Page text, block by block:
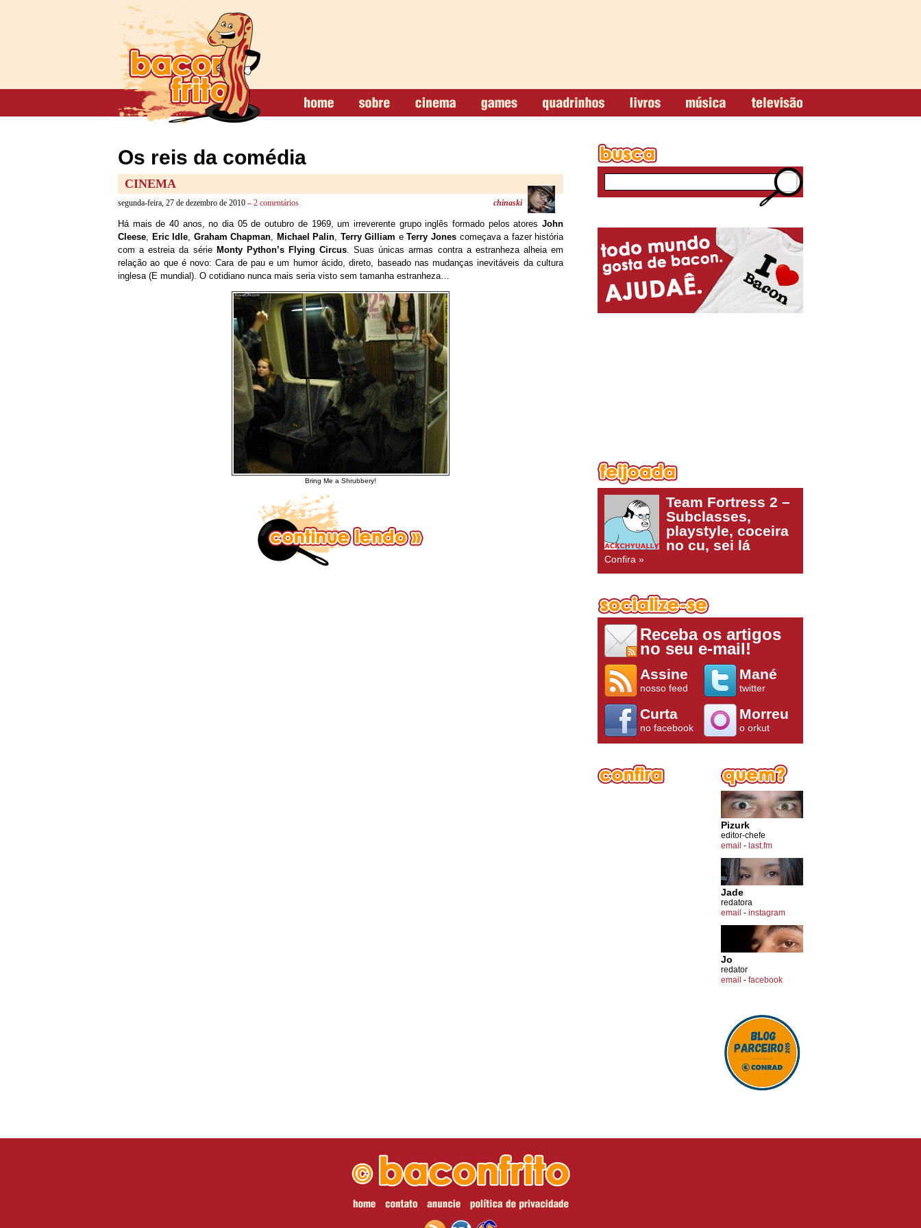
Os reis da comédia
CINEMA
segunda-feira, 27 de dezembro de 2010 – 2 comentários chinaski
Há mais de 40 anos, no dia 05 de outubro de 1969, um irreverente grupo inglês formado pelos atores John
Cleese, Eric Idle, Graham Chapman, Michael Palin, Terry Gilliam eTerry Jones começava a fazer história
com a estreia da série Monty Python’s Flying Circus. Suas únicas armas contra a estranheza alheia em
relação ao que é novo: Cara de pau e um humor ácido, direto, baseado nas mudanças inevitáveis da cultura
inglesa (E mundial). O cotidiano nunca mais seria visto sem tamanha estranheza…
Bring Me a Shrubbery!
Team Fortress 2 –
Subclasses,
playstyle, coceira
no cu, sei lá
Confira »
Receba os artigos
no seu e-mail!
Assine
nosso feed
Mané
twitter
Curta
no facebook
Morreu
o orkut
Pizurk
editor-chefe
email - last.fm
Jade
redatora
email - instagram
Jo
redator
email - facebook